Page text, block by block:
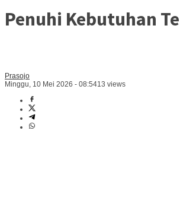
Penuhi Kebutuhan
Prasojo
Minggu, 10 Mei 2026 - 08:5413 views